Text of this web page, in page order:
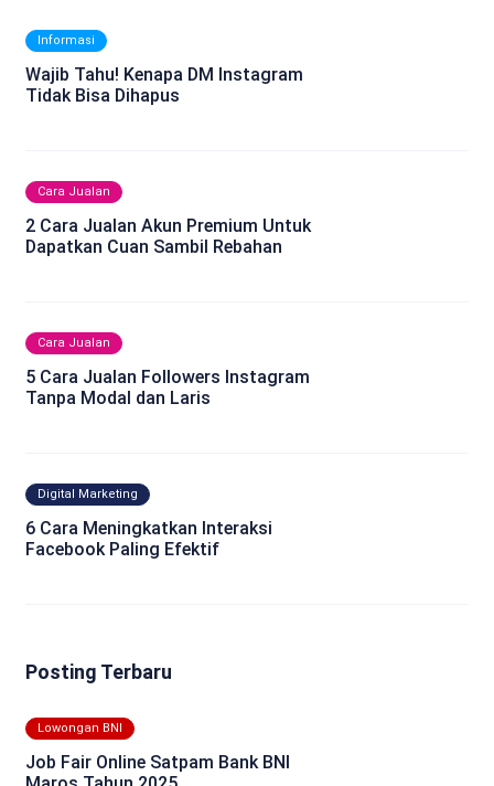
Informasi
Wajib Tahu! Kenapa DM Instagram
Tidak Bisa Dihapus
Cara Jualan
2 Cara Jualan Akun Premium Untuk
Dapatkan Cuan Sambil Rebahan
Cara Jualan
5 Cara Jualan Followers Instagram
Tanpa Modal dan Laris
Digital Marketing
6 Cara Meningkatkan Interaksi
Facebook Paling Efektif
Posting Terbaru
Lowongan BNI
Job Fair Online Satpam Bank BNI